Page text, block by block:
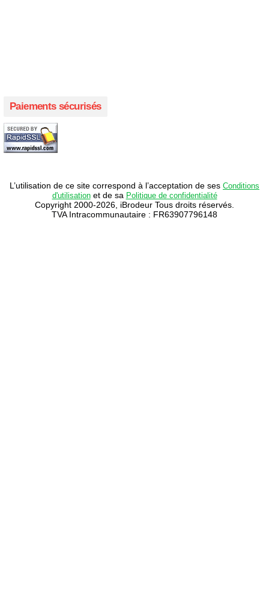
Paiements sécurisés
L’utilisation de ce site correspond à l’acceptation de ses Conditions
d'utilisationet de sa Politique de confidentialité
Copyright 2000-2026, iBrodeur Tous droits réservés.
TVA Intracommunautaire : FR63907796148